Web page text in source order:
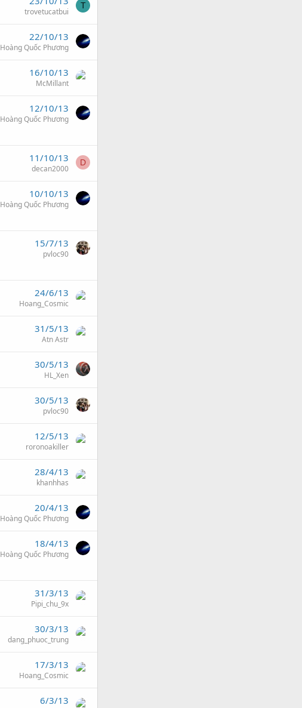
trovetucatbui
T
22/10/13
Hoàng Quốc Phương
16/10/13
McMillant
12/10/13
Hoàng Quốc Phương
11/10/13
decan2000
D
10/10/13
Hoàng Quốc Phương
15/7/13
pvloc90
24/6/13
Hoang_Cosmic
31/5/13
Atn Astr
30/5/13
HL_Xen
30/5/13
pvloc90
12/5/13
roronoakiller
28/4/13
khanhhas
20/4/13
Hoàng Quốc Phương
18/4/13
Hoàng Quốc Phương
31/3/13
Pipi_chu_9x
30/3/13
dang_phuoc_trung
17/3/13
Hoang_Cosmic
6/3/13